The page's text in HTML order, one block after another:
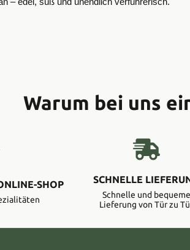
Warum bei uns
SHOP SCHNELLE
Schnelle und bequeme
Lieferung von Tür zu